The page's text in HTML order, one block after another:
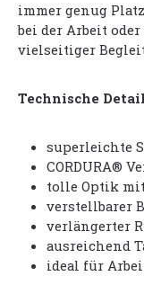
immer genug
bei der Arbeit
vielseitiger
Technische
superleichte
CORDURA®
tolle Optik
verstellbarer
verlängerter
ausreichend
ideal für